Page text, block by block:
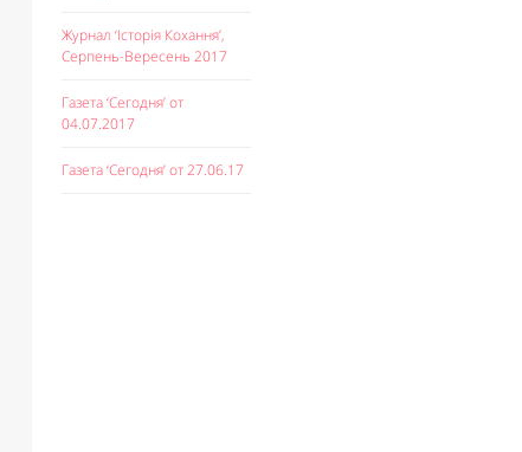
Журнал ‘Історія Кохання’,
Серпень-Вересень 2017
Газета ‘Сегодня’ от
04.07.2017
Газета ‘Сегодня’ от 27.06.17